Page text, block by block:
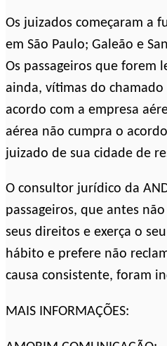
Os juizados começaram a
em São Paulo; Galeão e
Os passageiros que forem
ainda, vítimas do
acordo com a empresa
aérea não cumpra o
juizado de sua cidade de
O consultor jurídico da
passageiros, que antes
seus direitos e exerça o
hábito e prefere não
causa consistente, foram
MAIS INFORMAÇÕES: